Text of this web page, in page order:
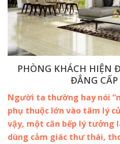
PHÒNG KHÁCH HIỆN
ĐẲNG CẤP
Người ta thường hay nói
phụ thuộc lớn vào tâm lý
vậy, một căn bếp lý tưởng
dùng cảm giác thư thái,